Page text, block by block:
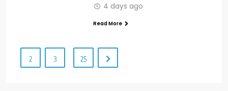
4 days ago
Read More
2 3 25